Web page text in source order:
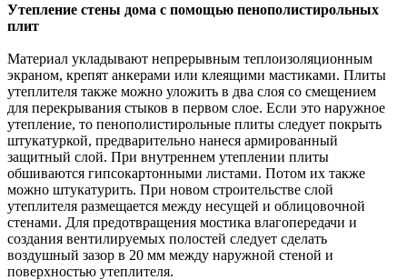
Утепление стены дома с помощью пенополистирольных
плит
Материал укладывают непрерывным теплоизоляционным
экраном, крепят анкерами или клеящими мастиками. Плиты
утеплителя также можно уложить в два слоя со смещением
для перекрывания стыков в первом слое. Если это наружное
утепление, то пенополистирольные плиты следует покрыть
штукатуркой, предварительно нанеся армированный
защитный слой. При внутреннем утеплении плиты
обшиваются гипсокартонными листами. Потом их также
можно штукатурить. При новом строительстве слой
утеплителя размещается между несущей и облицовочной
стенами. Для предотвращения мостика влагопередачи и
создания вентилируемых полостей следует сделать
воздушный зазор в 20 мм между наружной стеной и
поверхностью утеплителя.